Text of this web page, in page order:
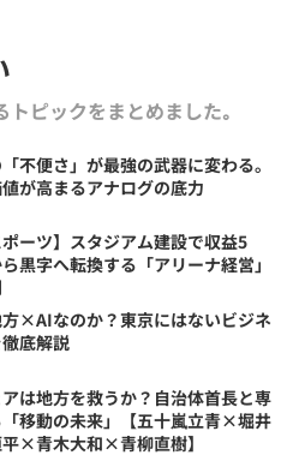
ピックをまとめました｡
不便さ」が最強の武器に変わる。
が高まるアナログの底力
ーツ】スタジアム建設で収益5
黒字へ転換する「アリーナ経営」
×AIなのか？東京にはないビジネ
底解説
は地方を救うか？自治体首長と専
移動の未来」【五十嵐立青×堀井
×青木大和×青柳直樹】